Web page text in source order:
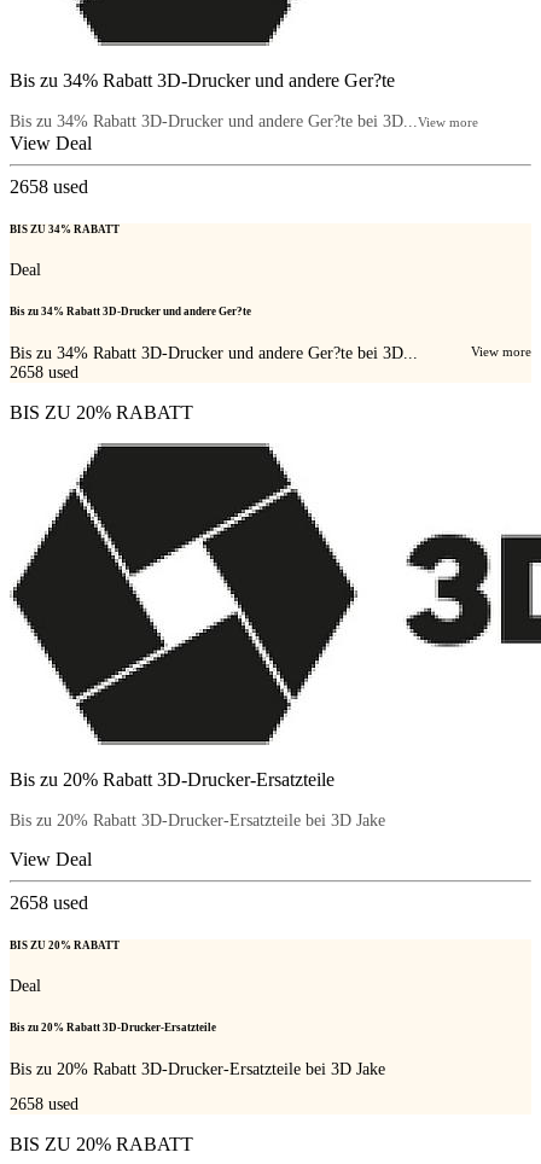
Bis zu 34% Rabatt 3D-Drucker und andere Ger?te
Bis zu 34% Rabatt 3D-Drucker und andere Ger?te bei 3D... View more
View Deal
2658 used
BIS ZU 34% RABATT
Deal
Bis zu 34% Rabatt 3D-Drucker und andere Ger?te
Bis zu 34% Rabatt 3D-Drucker und andere Ger?te bei 3D... View more
2658 used
BIS ZU 20% RABATT
Bis zu 20% Rabatt 3D-Drucker-Ersatzteile
Bis zu 20% Rabatt 3D-Drucker-Ersatzteile bei 3D Jake
View Deal
2658 used
BIS ZU 20% RABATT
Deal
Bis zu 20% Rabatt 3D-Drucker-Ersatzteile
Bis zu 20% Rabatt 3D-Drucker-Ersatzteile bei 3D Jake
2658 used
BIS ZU 20% RABATT